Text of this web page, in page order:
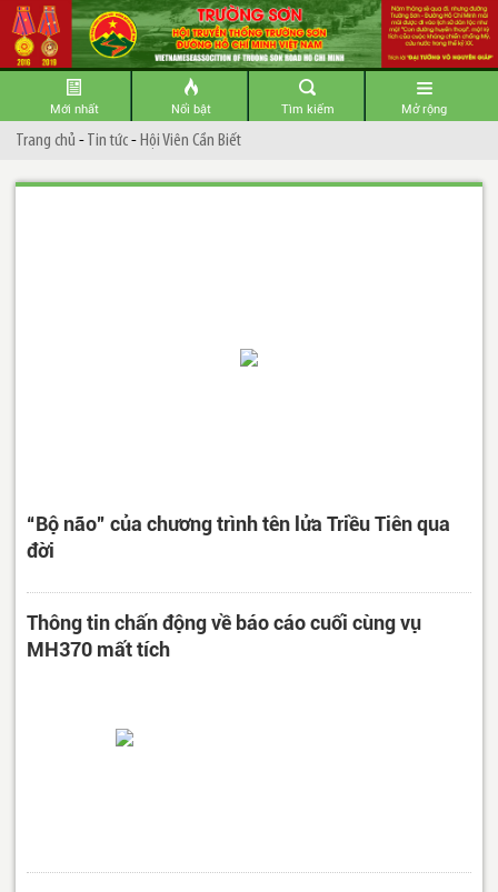
Mới nhất Nổi bật Tìm kiếm Mở rộng
Trang chủ -Tin tức- Hội Viên Cần Biết
“Bộ não” của chương trình tên lửa Triều Tiên qua
đời
Thông tin chấn động về báo cáo cuối cùng vụ
MH370 mất tích